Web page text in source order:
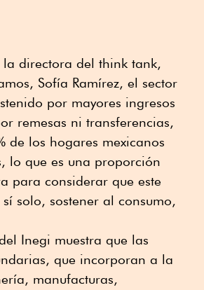
directora del think tank,
Sofía Ramírez, el sector
por mayores ingresos
remesas ni transferencias,
de los hogares mexicanos
lo que es una proporción
para considerar que este
solo, sostener al consumo,
Inegi muestra que las
que incorporan a la
manufacturas,